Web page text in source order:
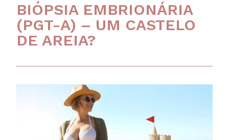
BIÓPSIA EMBRIONÁRIA
(PGT-A) – UM CASTELO
DE AREIA?